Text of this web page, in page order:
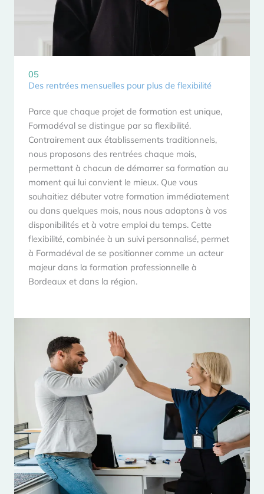
05
Des rentrées mensuelles pour plus de flexibilité
Parce que chaque projet de formation est unique,
Formadéval se distingue par sa flexibilité.
Contrairement aux établissements traditionnels,
nous proposons des rentrées chaque mois,
permettant à chacun de démarrer sa formation au
moment qui lui convient le mieux. Que vous
souhaitiez débuter votre formation immédiatement
ou dans quelques mois, nous nous adaptons à vos
disponibilités et à votre emploi du temps. Cette
flexibilité, combinée à un suivi personnalisé, permet
à Formadéval de se positionner comme un acteur
majeur dans la formation professionnelle à
Bordeaux et dans la région.